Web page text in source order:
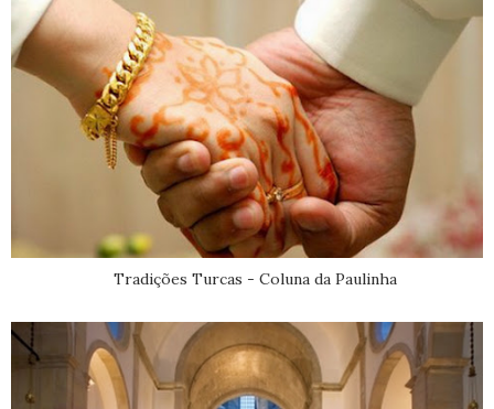
Tradições Turcas - Coluna da Paulinha